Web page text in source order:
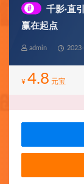
#
千影·直
赢在起点
admin
¥ 4.8 元宝